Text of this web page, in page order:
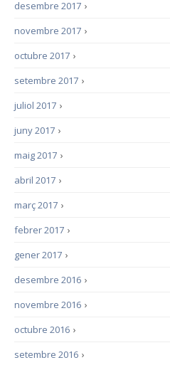
›
desembre 2017
›
novembre 2017
›
octubre 2017
›
setembre 2017
›
juliol 2017
›
juny 2017
›
maig 2017
›
abril 2017
›
març 2017
›
febrer 2017
›
gener 2017
›
desembre 2016
›
novembre 2016
›
octubre 2016
›
setembre 2016